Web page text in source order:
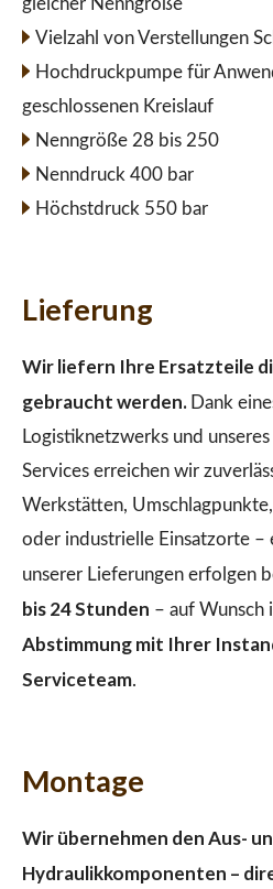
gleicher Nenngröße
Vielzahl von Verstellungen
Hochdruckpumpe für
geschlossenen Kreislauf
Nenngröße 28 bis 250
Nenndruck 400 bar
Höchstdruck 550 bar
Lieferung
Wir liefern Ihre Ersatzteile
gebraucht werden. Dank
Logistiknetzwerks und
Services erreichen wir
Werkstätten, Umschlagpunkte,
oder industrielle Einsatzorte –
unserer Lieferungen erfolgen
bis 24 Stunden – auf Wunsch
Abstimmung mit Ihrer
Serviceteam.
Montage
Wir übernehmen den Aus-
Hydraulikkomponenten –